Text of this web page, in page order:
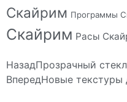
Скайрим Программы
Скайрим Расы
НазадПрозрачный
ВпередНовые текстуры